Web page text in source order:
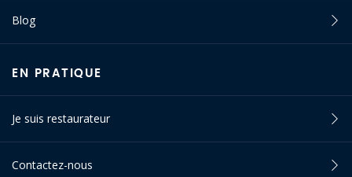
Blog
EN PRATIQUE
Je suis restaurateur
Contactez-nous